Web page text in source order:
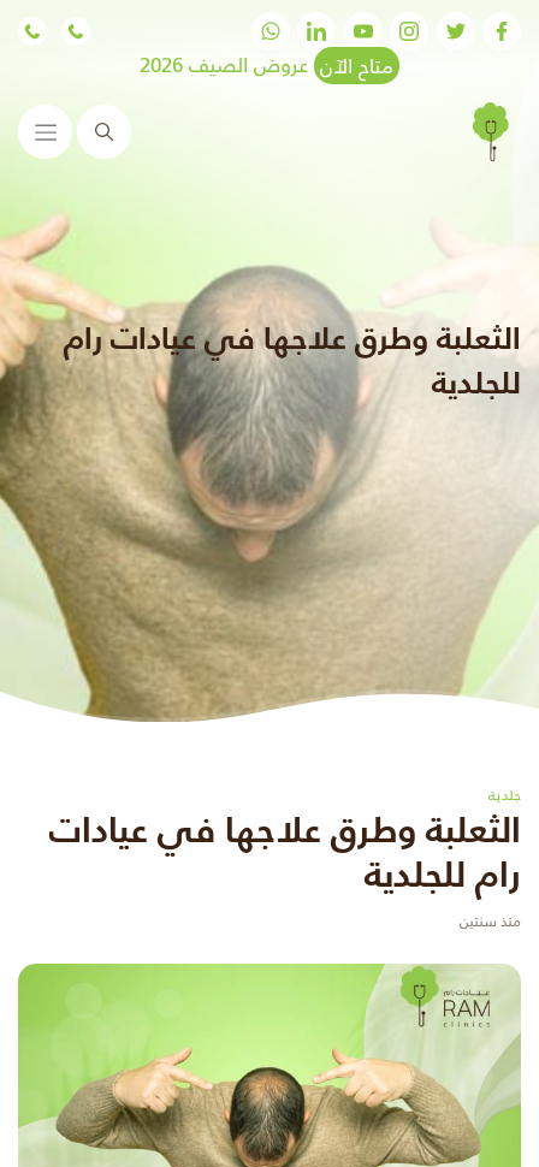
متاح الآن عروض الصيف 2026
البحث
الثعلبة وطرق علاجها في عيادات رام
للجلدية
جلدية
الثعلبة وطرق علاجها في عيادات
رام للجلدية
منذ سنتين